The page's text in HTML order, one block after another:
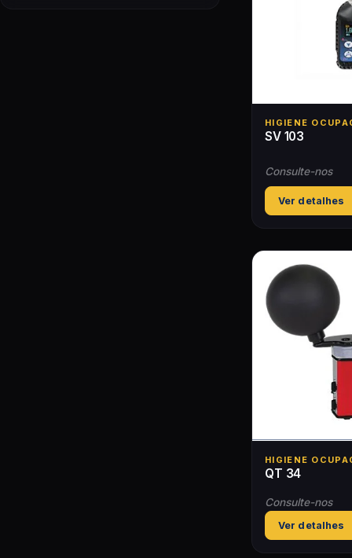
HIGIENE
SV 103
Consulte-nos
Ver detalhes
HIGIENE
QT 34
Consulte-nos
Ver detalhes